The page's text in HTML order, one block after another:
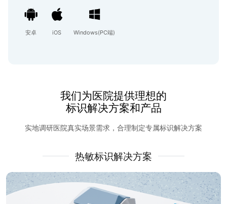
安卓 iOS Windows(PC端)
我们为医院提供理想的
标识解决方案和产品
实地调研医院真实场景需求，合理制定专属标识解决方案
热敏标识解决方案